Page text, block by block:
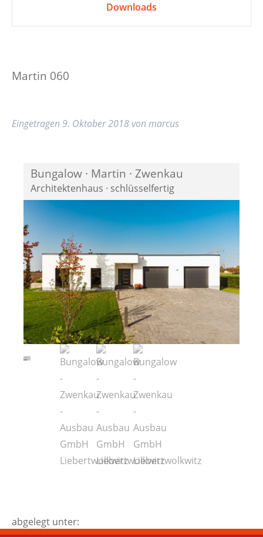
Downloads
Martin 060
Eingetragen 9. Oktober 2018 vonmarcus
Bungalow · Martin · Zwenkau
Architektenhaus · schlüsselfertig
abgelegt unter: